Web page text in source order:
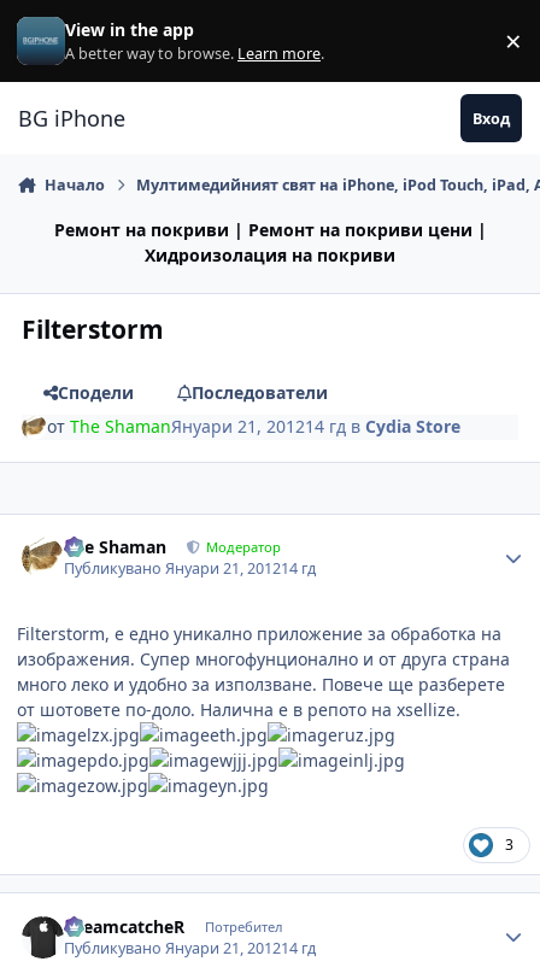
Премини към съдържанието
View in the app
A better way to browse. Learn more. ×
BG iPhone Вход
Начало Мултимедийният свят на iPhone, iPod Touch, iPad,
Ремонт на покриви | Ремонт на покриви цени |
Хидроизолация на покриви
Filterstorm
Сподели
Последователи
отThe ShamanЯнуари 21, 201214 гд вCydia Store
The Shaman Модератор
ПубликуваноЯнуари 21, 201214 гд
Filterstorm, е едно уникално приложение за обработка на
изображения. Супер многофунционално и от друга страна
много леко и удобно за използване. Повече ще разберете
от шотовете по-доло. Налична е в репото на xsellize.
3
DreamcatcheR Потребител
ПубликуваноЯнуари 21, 201214 гд